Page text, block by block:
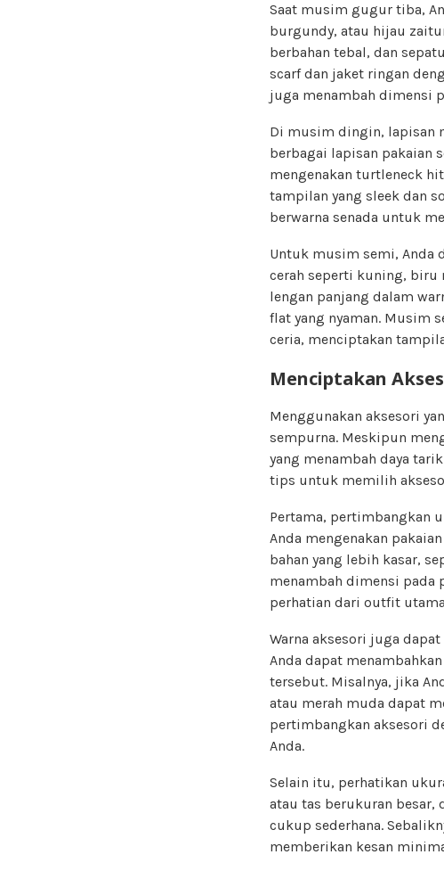
Saat musim gugur tiba,
burgundy, atau hijau
berbahan tebal, dan
scarf dan jaket ringan
juga menambah dimensi
Di musim dingin, lapisan
berbagai lapisan pakaian
mengenakan turtleneck
tampilan yang sleek dan
berwarna senada untuk
Untuk musim semi, Anda
cerah seperti kuning, biru
lengan panjang dalam
flat yang nyaman. Musim
ceria, menciptakan
Menciptakan
Menggunakan aksesori
sempurna. Meskipun
yang menambah daya
tips untuk memilih
Pertama, pertimbangkan
Anda mengenakan
bahan yang lebih kasar,
menambah dimensi pada
perhatian dari outfit
Warna aksesori juga
Anda dapat
tersebut. Misalnya, jika
atau merah muda dapat
pertimbangkan aksesori
Anda.
Selain itu, perhatikan
atau tas berukuran besar,
cukup sederhana.
memberikan kesan